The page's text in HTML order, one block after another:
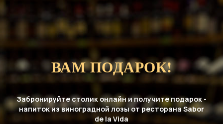
ВАМ ПОДАРОК!
Забронируйте столик онлайн и получите подарок -
напиток из виноградной лозы от ресторана Sabor
de la Vida